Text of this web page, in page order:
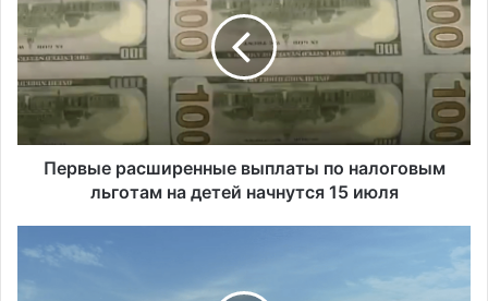
автомобилей на душу населения в США
р
в
ы
е
р
а
с
Первые расширенные выплаты по налоговым
льготам на детей начнутся 15 июля
к